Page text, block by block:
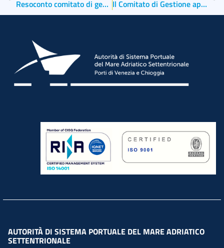
Resoconto comitato di gestione del 29 aprile 21 Il Comitato di Gestione approva l’aumento delle tariffe per i servizi portuali
AUTORITÀ DI SISTEMA PORTUALE DEL MARE ADRIATICO
SETTENTRIONALE